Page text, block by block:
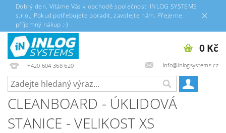
Dobrý den. Vítáme Vás v obchodě společnosti INLOG SYSTEMS
s.r.o., Pokud potřebujete poradit, zavolejte nám. Přejeme
příjemný nákup :-)
+420 604 368 620 info@inlogsystems.cz
0 Kč
CLEANBOARD - ÚKLIDOVÁ
STANICE - VELIKOST XS